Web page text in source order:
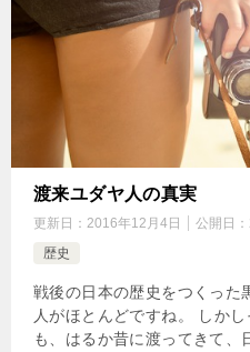
渡来ユダヤ人の真実
更新日： 2016年12月4日 公開日：
歴史
戦後の日本の歴史をつくった
人がほとんどですね。 しか
も、はるか昔に渡ってきて、